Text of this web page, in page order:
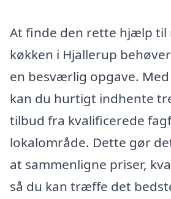
At finde den rette hjælp til
køkken i Hjallerup
en besværlig opgave.
kan du hurtigt indhente
tilbud fra kvalificerede
lokalområde. Dette gør
at sammenligne priser,
så du kan træffe det